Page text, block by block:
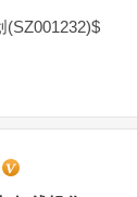
(SZ001232)$